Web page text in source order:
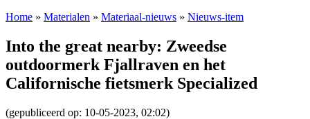
Home » Materialen » Materiaal-nieuws » Nieuws-item
Into the great nearby: Zweedse
outdoormerk Fjallraven en het
Californische fietsmerk Specialized
(gepubliceerd op: 10-05-2023, 02:02)